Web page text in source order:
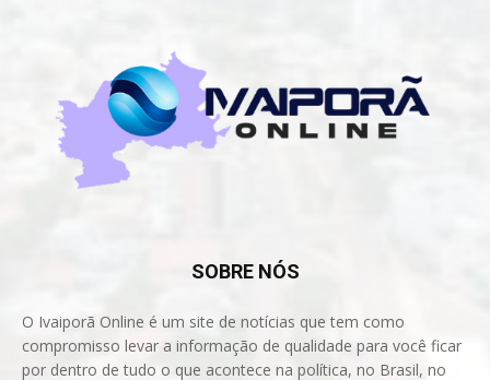
SOBRE NÓS
O Ivaiporã Online é um site de notícias que tem como
compromisso levar a informação de qualidade para você ficar
por dentro de tudo o que acontece na política, no Brasil, no